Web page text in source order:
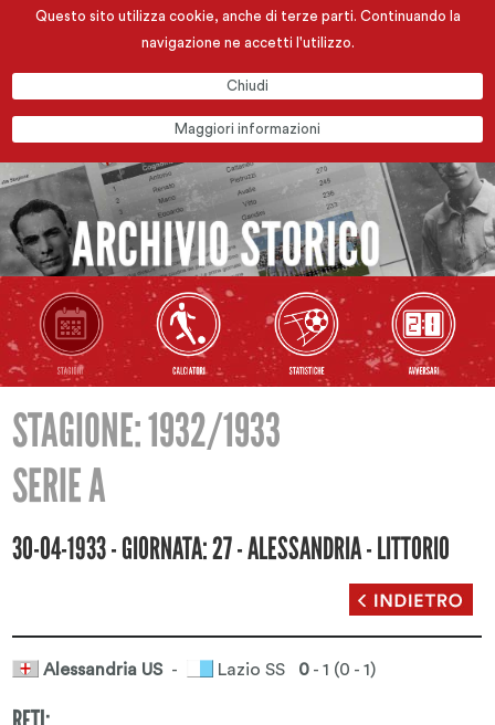
Questo sito utilizza cookie, anche di terze parti. Continuando la
navigazione ne accetti l'utilizzo.
Chiudi
Maggiori informazioni
STAGIONE: 1932/1933
SERIE A
30-04-1933 - GIORNATA: 27 - ALESSANDRIA - LITTORIO
Alessandria US- Lazio SS 0 - 1 (0 - 1)